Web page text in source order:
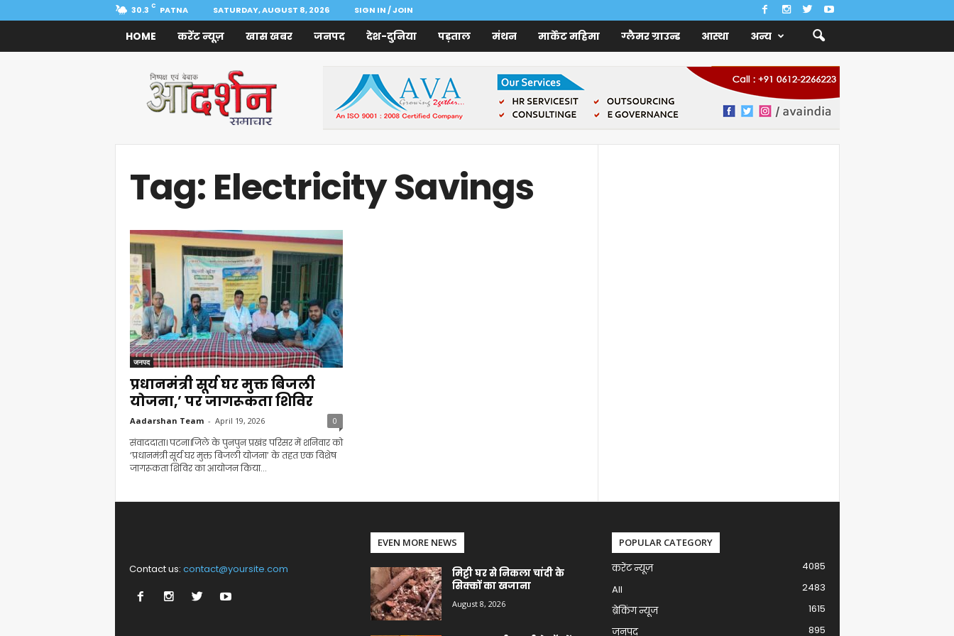
30.3 C PATNA SATURDAY, AUGUST 8, 2026 SIGN IN / JOIN
HOME करेंट न्यूज़ खास खबर जनपद देश-दुनिया पड़ताल मंथन मार्केट महिमा ग्लैमर ग्राउन्ड आस्था अन्य
Samachar
Tag: Electricity Savings
जनपद
प्रधानमंत्री सूर्य घर मुक्त बिजली
योजना,’ पर जागरूकता शिविर
Aadarshan Team - April 19, 2026 0
संवाददाता। पटना।जिले के पुनपुन प्रखंड परिसर में शनिवार को
‘प्रधानमंत्री सूर्य घर मुक्त बिजली योजना’ के तहत एक विशेष
जागरूकता शिविर का आयोजन किया...
Contact us: contact@yoursite.com
EVEN MORE NEWS
मिट्टी घर से निकला चांदी के
सिक्कों का खजाना
August 8, 2026
POPULAR CATEGORY
करेंट न्यूज़
4085
All
2483
ब्रेकिंग न्यूज
1615
जनपद
895